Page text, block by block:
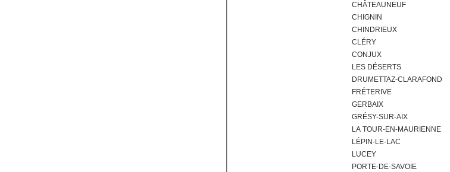
CHÂTEAUNEUF
CHIGNIN
CHINDRIEUX
CLÉRY
CONJUX
LES DÉSERTS
DRUMETTAZ-CLARAFOND
FRÉTERIVE
GERBAIX
GRÉSY-SUR-AIX
LA TOUR-EN-MAURIENNE
LÉPIN-LE-LAC
LUCEY
PORTE-DE-SAVOIE